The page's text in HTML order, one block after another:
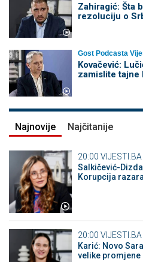
Zahiragić: Šta
rezoluciju o
Gost Podcasta
Kovačević:
zamislite tajne
Najnovije Najčitanije
20:00
Salkičević-
Korupcija
20:00
Karić: Novo
velike promjene